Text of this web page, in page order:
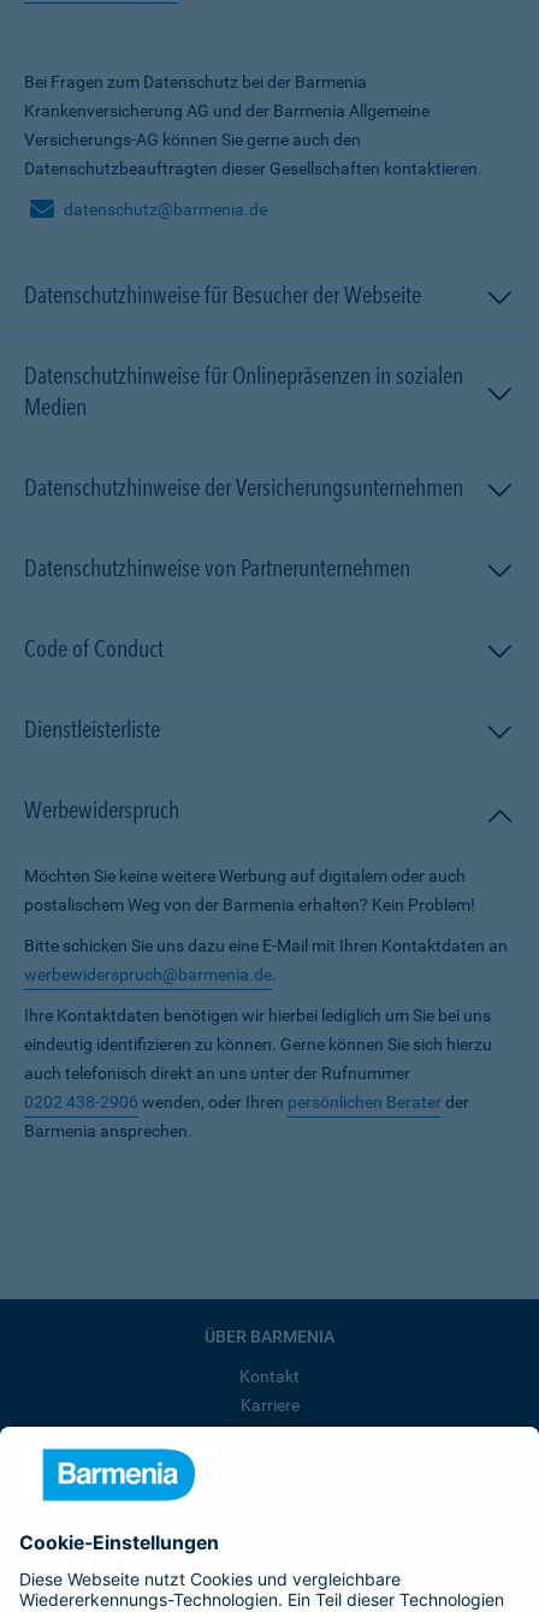
Bei Fragen zum Datenschutz bei der Barmenia
Krankenversicherung AG und der Barmenia Allgemeine
Versicherungs-AG können Sie gerne auch den
Datenschutzbeauftragten dieser Gesellschaften kontaktieren.
datenschutz@barmenia.de
Datenschutzhinweise für Besucher der Webseite
Datenschutzhinweise für Onlinepräsenzen in sozialen
Medien
Datenschutzhinweise der Versicherungsunternehmen
Datenschutzhinweise von Partnerunternehmen
Code of Conduct
Dienstleisterliste
Werbewiderspruch
Möchten Sie keine weitere Werbung auf digitalem oder auch
postalischem Weg von der Barmenia erhalten? Kein Problem!
Bitte schicken Sie uns dazu eine E-Mail mit Ihren Kontaktdaten an
werbewiderspruch@barmenia.de.
Ihre Kontaktdaten benötigen wir hierbei lediglich um Sie bei uns
eindeutig identifizieren zu können. Gerne können Sie sich hierzu
auch telefonisch direkt an uns unter der Rufnummer
0202 438-2906 wenden, oder Ihren persönlichen Beraterder
Barmenia ansprechen.
ÜBER BARMENIA
Kontakt
Karriere
Barmenia ist Teil der BarmeniaGothaer
BELIEBTE SEITEN